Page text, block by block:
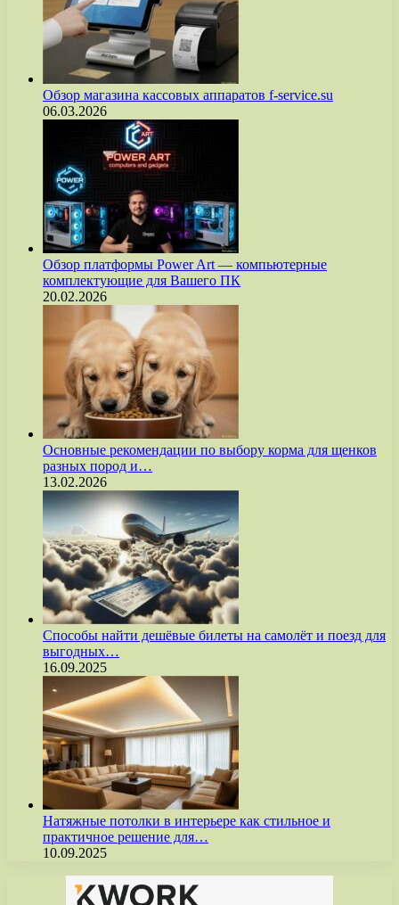
Обзор магазина кассовых аппаратов f-service.su
06.03.2026
Обзор платформы Power Art — компьютерные
комплектующие для Вашего ПК
20.02.2026
Основные рекомендации по выбору корма для щенков
разных пород и…
13.02.2026
Способы найти дешёвые билеты на самолёт и поезд для
выгодных…
16.09.2025
Натяжные потолки в интерьере как стильное и
практичное решение для…
10.09.2025